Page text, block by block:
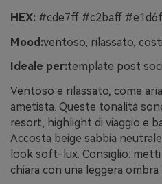
HEX: #cde7ff #c2baff
Mood:ventoso, rilassato,
Ideale per:template post
Ventoso e rilassato, come
ametista. Queste tonalità
resort, highlight di viaggio e
Accosta beige sabbia
look soft-lux. Consiglio:
chiara con una leggera